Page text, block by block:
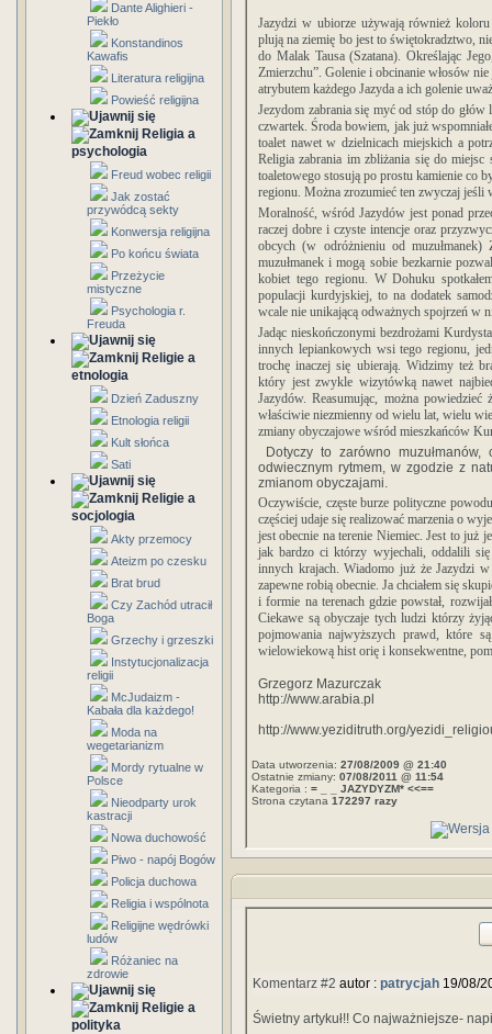
Dante Alighieri -
Piekło
Konstandinos
Kawafis
Literatura religijna
Powieść religijna
Religia a
psychologia
Freud wobec religii
Jak zostać
przywódcą sekty
Konwersja religijna
Po końcu świata
Przeżycie
mistyczne
Psychologia r.
Freuda
Religie a
etnologia
Dzień Zaduszny
Etnologia religii
Kult słońca
Sati
Religie a
socjologia
Akty przemocy
Ateizm po czesku
Brat brud
Czy Zachód utracił
Boga
Grzechy i grzeszki
Instytucjonalizacja
religii
McJudaizm -
Kabała dla każdego!
Moda na
wegetarianizm
Mordy rytualne w
Polsce
Nieodparty urok
kastracji
Nowa duchowość
Piwo - napój Bogów
Policja duchowa
Religia i wspólnota
Religijne wędrówki
ludów
Różaniec na
zdrowie
Religie a
polityka
Jazydzi w ubiorze używają również
plują na ziemię bo jest to świętokradztwo,
do Malak Tausa (Szatana). Określając
Zmierzchu”. Golenie i obcinanie włosów
atrybutem każdego Jazyda a ich golenie
Jezydom zabrania się myć od stóp do
czwartek. Środa bowiem, jak już
toalet nawet w dzielnicach miejskich a
Religia zabrania im zbliżania się do miejsc
toaletowego stosują po prostu kamienie co
regionu. Można zrozumieć ten zwyczaj jeśli
Moralność, wśród Jazydów jest ponad
raczej dobre i czyste intencje oraz
obcych (w odróżnieniu od muzułmanek)
muzułmanek i mogą sobie bezkarnie
kobiet tego regionu. W Dohuku
populacji kurdyjskiej, to na dodatek
wcale nie unikającą odważnych spojrzeń w
Jadąc nieskończonymi bezdrożami
innych lepiankowych wsi tego regionu,
trochę inaczej się ubierają. Widzimy też
który jest zwykle wizytówką nawet
Jazydów.Reasumując, można
właściwie niezmienny od wielu lat, wielu
zmiany obyczajowe wśród mieszkańców
Dotyczy to zarówno
odwiecznym rytmem, w zgodzie z
zmianom obyczajami.
Oczywiście, częste burze polityczne
częściej udaje się realizować marzenia o
jest obecnie na terenie Niemiec. Jest to już
jak bardzo ci którzy wyjechali, oddalili
innych krajach.Wiadomo już że Jazydzi
zapewne robią obecnie. Ja chciałem się
i formie na terenach gdzie powstał,
Ciekawe są obyczaje tych ludzi którzy
pojmowania najwyższych prawd, które
wielowiekową hist orię i konsekwentne,
Grzegorz Mazurczak
http://www.arabia.pl
http://www.yeziditruth.org/
Data utworzenia: 27/08/2009 @ 21:40
Ostatnie zmiany: 07/08/2011 @ 11:54
Kategoria : = _ _ JAZYDYZM* <<==
Strona czytana 172297 razy
Komentarz #2 autor : patrycjah 19/08/
Świetny artykuł!! Co najważniejsze-